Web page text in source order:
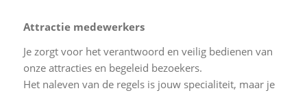
Attractie medewerkers
Je zorgt voor het verantwoord en veilig bedienen van
onze attracties en begeleid bezoekers.
Het naleven van de regels is jouw specialiteit, maar je